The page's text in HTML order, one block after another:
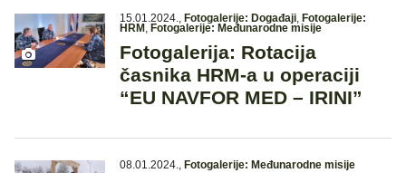
15.01.2024., Fotogalerije: Događaji, Fotogalerije:
HRM , Fotogalerije: Međunarodne misije
Fotogalerija: Rotacija
časnika HRM-a u operaciji
“EU NAVFOR MED – IRINI”
08.01.2024., Fotogalerije: Međunarodne misije